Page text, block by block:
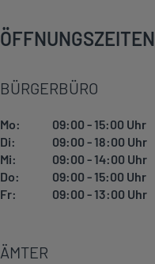
ÖFFNUNGSZEITEN
BÜRGERBÜRO
Mo:
09:00 - 15:00 Uhr
Di:
09:00 - 18:00 Uhr
Mi:
09:00 - 14:00 Uhr
Do:
09:00 - 15:00 Uhr
Fr:
09:00 - 13:00 Uhr
ÄMTER